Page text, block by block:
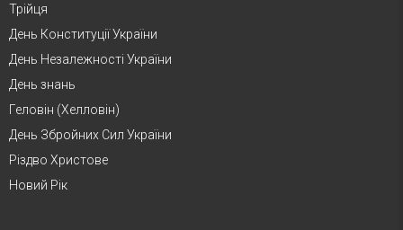
Трійця
День Конституції України
День Незалежності України
День знань
Геловін (Хелловін)
День Збройних Сил України
Різдво Христове
Новий Рік